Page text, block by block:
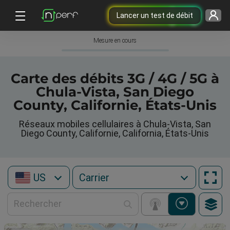
Lancer un test de débit
Mesure en cours
Carte des débits 3G / 4G / 5G à
Chula-Vista, San Diego
County, Californie, États-Unis
Réseaux mobiles cellulaires à Chula-Vista, San
Diego County, Californie, California, États-Unis
US